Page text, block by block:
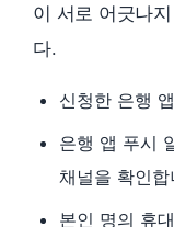
이 서로 어긋나
다.
신청한 은행
은행 앱 푸시
채널을 확인합
본인 명의 휴